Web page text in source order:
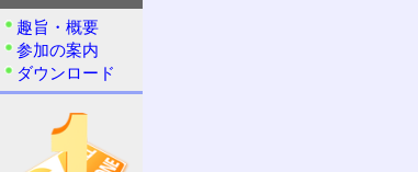
趣旨・概要
参加の案内
ダウンロード